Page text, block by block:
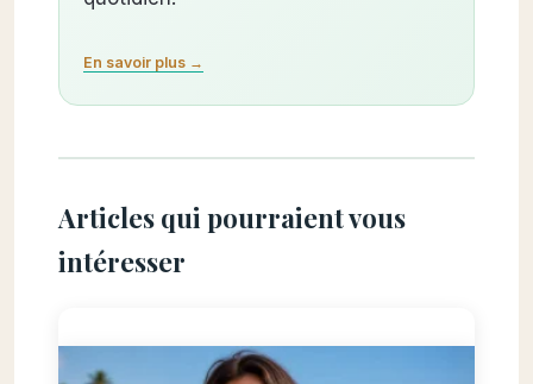
En savoir plus →
Articles qui pourraient vous
intéresser